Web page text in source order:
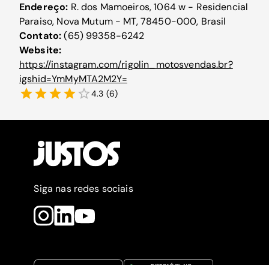
Endereço: R. dos Mamoeiros, 1064 w - Residencial
Paraiso, Nova Mutum - MT, 78450-000, Brasil
Contato:(65) 99358-6242
Website:
https://instagram.com/rigolin_motosvendas.br?
igshid=YmMyMTA2M2Y=
4.3 (6)
Siga nas redes sociais